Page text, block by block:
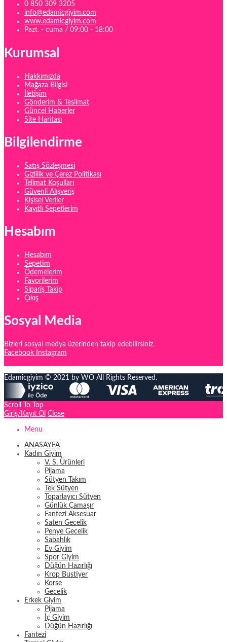
0 850 309 3205
info@edamicgiyim.com
www.edamicgiyim.com
Pazt. - cuma / 09:00 - 18:00
Kurumsal
Hakkımızda
Mağaza Bilgisi
İletişim
Gönderim & Teslimat
Güncel Haberler
Site Haritası
Bilgilendirme
Satış Sözleşmesi
Gizlilik ve Çerez Politikası
Telimat Koşulları
Güvenli Alışveriş
Kişisel Veriler
Kayıtlı Sepetlerim
Hesabım
Hesabım
Sepetim
Ödemelerim
Favorilerim
Sipariş Takip
Çıkış
Sosyal Media
Bizleri sosyal medya üzerinden takip edebilirsiniz.
Facebook
Instagram
Edamicgiyim © 2021 by WO All Rights Reserved.
Scroll To Top
Giriş/Kayıt Ol Close
Menu
ANASAYFA
Kadın Giyim
V. S. Ürünleri
Pijama
Sütyen Takım
Tek Sütyen
Toparlayıcı Sütyen
Günlük Çamaşır
Fantezi Aksesuar
Saten Gecelik
Penye Gecelik
Sabahlık
Ev Giyim
Spor Giyim
Düğün Hazırlığı
Krop Bustiyer
Korse
Gecelik
Erkek Giyim
Pijama
İç Giyim
Düğün Hazırlığı
Fantezi